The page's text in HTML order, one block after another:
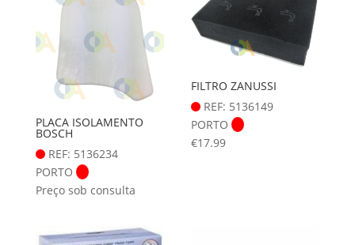
PLACA ISOLAMENTO
BOSCH
REF: 5136234
PORTO
Preço sob consulta
FILTRO ZANUSSI
REF: 5136149
PORTO
€17.99